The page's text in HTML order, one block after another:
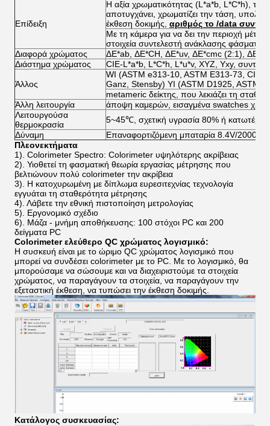
Επίδειξη
Η αξία χρωματικότητας (L*a*b, L*C*h),
αποτυγχάνει, χρωματίζει την τάση,
έκθεση δοκιμής, αριθμός το /data
Με τη κάμερα για να δει την περιοχή
στοιχεία συντελεστή ανάκλασης
Διαφορά χρώματος
ΔE*ab, ΔE*CH, ΔE*uv, ΔE*cmc (2:1),
Διάστημα χρώματος
CIE-L*a*b, L*C*h, L*u*v, XYZ, Yxy,
Άλλος
WI (ASTM e313-10, ASTM E313-73, CIE/
Ganz, Stensby) YI (ASTM D1925, ASTM
metameric δείκτης, που λεκιάζει τη
Άλλη λειτουργία
άποψη καμερών, εισαγμένα swatches
Λειτουργούσα
θερμοκρασία
5~45℃, σχετική υγρασία 80% ή
Δύναμη
Επαναφορτιζόμενη μπαταρία 8.4V/
Πλεονεκτήματα
1). Colorimeter Spectro: Colorimeter υψηλότερης ακρίβειας
2). Υιοθετεί τη φασματική θεωρία εργασίας μέτρησης που
βελτιώνουν πολύ colorimeter την ακρίβεια
3). Η κατοχυρωμένη με δίπλωμα ευρεσιτεχνίας τεχνολογία
εγγυάται τη σταθερότητα μέτρησης
4). Λάβετε την εθνική πιστοποίηση μετρολογίας
5). Εργονομικό σχέδιο
6). Μάζα - μνήμη αποθήκευσης: 100 στόχοι PC και 200
δείγματα PC
Colorimeter ελεύθερο QC χρώματος λογισμικό:
Η συσκευή είναι με το ώριμο QC χρώματος λογισμικό που
μπορεί να συνδέσει colorimeter με το PC. Με το λογισμικό, θα
μπορούσαμε να σώσουμε και να διαχειριστούμε τα στοιχεία
χρώματος, να παραγάγουν τα στοιχεία, να παραγάγουν την
εξεταστική έκθεση, να τυπώσει την έκθεση δοκιμής.
Κατάλογος συσκευασίας: